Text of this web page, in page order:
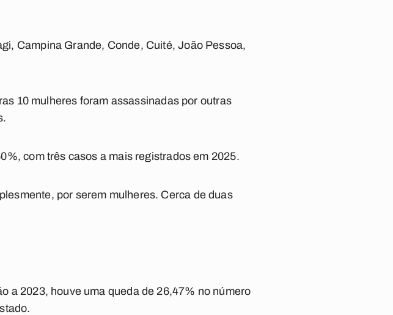
Campina Grande, Conde, Cuité, João Pessoa,
10 mulheres foram assassinadas por outras
com três casos a mais registrados em 2025.
por serem mulheres. Cerca de duas
a 2023, houve uma queda de 26,47% no número